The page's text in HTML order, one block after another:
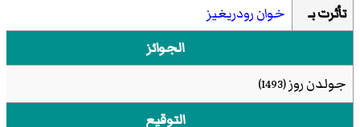
تأثرت بـ
خوان رودريغيز
الجوائز
جولدن روز(1493)
التوقيع